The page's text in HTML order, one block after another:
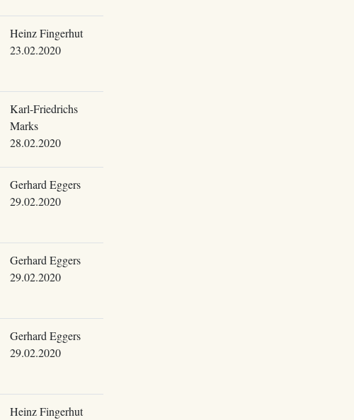
Heinz Fingerhut
23.02.2020
Karl-Friedrichs
Marks
28.02.2020
Gerhard Eggers
29.02.2020
Gerhard Eggers
29.02.2020
Gerhard Eggers
29.02.2020
Heinz Fingerhut